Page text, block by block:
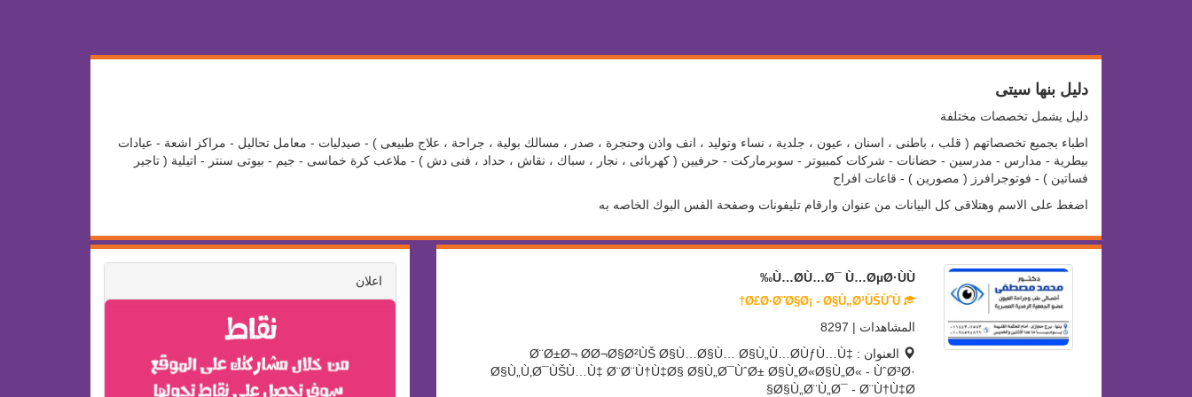
دليل بنها سيتى
دليل يشمل تخصصات مختلفة
اطباء بجميع تخصصاتهم ( قلب ، باطنى ، اسنان ، عيون ، جلدية ، نساء وتوليد ، انف واذن وحنجرة ، صدر ، مسالك بولية ، جراحة ، علاج طبيعى ) - صيدليات - معامل تحاليل - مراكز اشعة - عيادات
بيطرية - مدارس - مدرسين - حضانات - شركات كمبيوتر - سوبرماركت - حرفيين ( كهربائى ، نجار ، سباك ، نقاش ، حداد ، فنى دش ) - ملاعب كرة خماسى - جيم - بيوتى سنتر - اتيلية ( تاجير
فساتين ) - فوتوجرافرز ( مصورين ) - قاعات افراح
اضغط على الاسم وهتلاقى كل البيانات من عنوان وارقام تليفونات وصفحة الفس البوك الخاصه به
Ù…Ø­Ù…Ø¯ Ù…ØµØ·ÙÙ‰
المشاهدات | 8297
العنوان : Ø¨Ø±Ø¬ Ø­Ø¬Ø§Ø²ÙŠ Ø§Ù…Ø§Ù… Ø§Ù„Ù…Ø­ÙƒÙ…Ù‡
Ø§Ù„Ù‚Ø¯ÙŠÙ…Ù‡ Ø¨Ø¨Ù†Ù‡Ø§ Ø§Ù„Ø¯ÙˆØ± Ø§Ù„Ø«Ø§Ù„Ø« - ÙˆØ³Ø·
Ø§Ù„Ø¨Ù„Ø¯ - Ø¨Ù†Ù‡Ø§
اعلان